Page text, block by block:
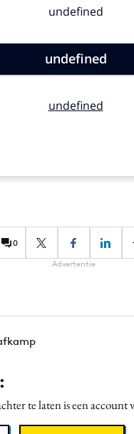
0
Advertentie
te laten is een account